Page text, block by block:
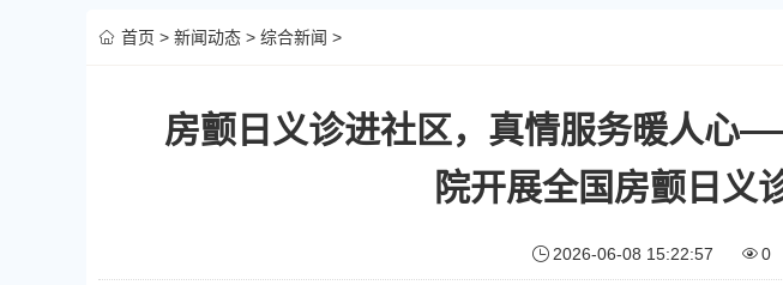
首页 > 新闻动态 > 综合新闻 >
房颤日义诊进社区，真情服务暖人心
院开展全国房颤日义
2026-06-08 15:22:57 0